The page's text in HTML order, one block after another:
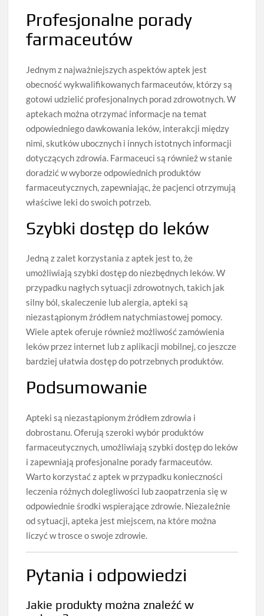
Profesjonalne porady
farmaceutów
Jednym z najważniejszych aspektów aptek jest
obecność wykwalifikowanych farmaceutów, którzy są
gotowi udzielić profesjonalnych porad zdrowotnych. W
aptekach można otrzymać informacje na temat
odpowiedniego dawkowania leków, interakcji między
nimi, skutków ubocznych i innych istotnych informacji
dotyczących zdrowia. Farmaceuci są również w stanie
doradzić w wyborze odpowiednich produktów
farmaceutycznych, zapewniając, że pacjenci otrzymują
właściwe leki do swoich potrzeb.
Szybki dostęp do leków
Jedną z zalet korzystania z aptek jest to, że
umożliwiają szybki dostęp do niezbędnych leków. W
przypadku nagłych sytuacji zdrowotnych, takich jak
silny ból, skaleczenie lub alergia, apteki są
niezastąpionym źródłem natychmiastowej pomocy.
Wiele aptek oferuje również możliwość zamówienia
leków przez internet lub z aplikacji mobilnej, co jeszcze
bardziej ułatwia dostęp do potrzebnych produktów.
Podsumowanie
Apteki są niezastąpionym źródłem zdrowia i
dobrostanu. Oferują szeroki wybór produktów
farmaceutycznych, umożliwiają szybki dostęp do leków
i zapewniają profesjonalne porady farmaceutów.
Warto korzystać z aptek w przypadku konieczności
leczenia różnych dolegliwości lub zaopatrzenia się w
odpowiednie środki wspierające zdrowie. Niezależnie
od sytuacji, apteka jest miejscem, na które można
liczyć w trosce o swoje zdrowie.
Pytania i odpowiedzi
Jakie produkty można znaleźć w